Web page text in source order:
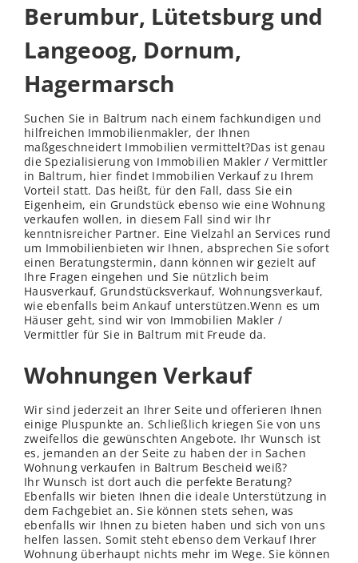
Berumbur, Lütetsburg und
Langeoog, Dornum,
Hagermarsch
Suchen Sie in Baltrum nach einem fachkundigen und
hilfreichen Immobilienmakler, der Ihnen
maßgeschneidert Immobilien vermittelt?Das ist genau
die Spezialisierung von Immobilien Makler / Vermittler
in Baltrum, hier findet Immobilien Verkauf zu Ihrem
Vorteil statt. Das heißt, für den Fall, dass Sie ein
Eigenheim, ein Grundstück ebenso wie eine Wohnung
verkaufen wollen, in diesem Fall sind wir Ihr
kenntnisreicher Partner. Eine Vielzahl an Services rund
um Immobilienbieten wir Ihnen, absprechen Sie sofort
einen Beratungstermin, dann können wir gezielt auf
Ihre Fragen eingehen und Sie nützlich beim
Hausverkauf, Grundstücksverkauf, Wohnungsverkauf,
wie ebenfalls beim Ankauf unterstützen.Wenn es um
Häuser geht, sind wir von Immobilien Makler /
Vermittler für Sie in Baltrum mit Freude da.
Wohnungen Verkauf
Wir sind jederzeit an Ihrer Seite und offerieren Ihnen
einige Pluspunkte an. Schließlich kriegen Sie von uns
zweifellos die gewünschten Angebote. Ihr Wunsch ist
es, jemanden an der Seite zu haben der in Sachen
Wohnung verkaufen in Baltrum Bescheid weiß?
Ihr Wunsch ist dort auch die perfekte Beratung?
Ebenfalls wir bieten Ihnen die ideale Unterstützung in
dem Fachgebiet an. Sie können stets sehen, was
ebenfalls wir Ihnen zu bieten haben und sich von uns
helfen lassen. Somit steht ebenso dem Verkauf Ihrer
Wohnung überhaupt nichts mehr im Wege. Sie können